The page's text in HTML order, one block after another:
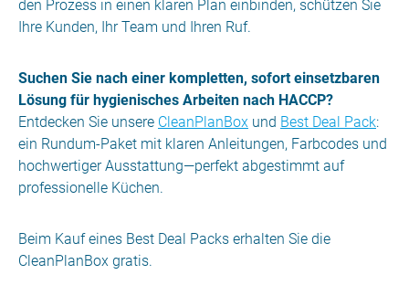
den Prozess in einen klaren Plan einbinden, schützen Sie
Ihre Kunden, Ihr Team und Ihren Ruf.
Suchen Sie nach einer kompletten, sofort einsetzbaren
Lösung für hygienisches Arbeiten nach HACCP?
Entdecken Sie unsere CleanPlanBox und Best Deal Pack:
ein Rundum-Paket mit klaren Anleitungen, Farbcodes und
hochwertiger Ausstattung—perfekt abgestimmt auf
professionelle Küchen.
Beim Kauf eines Best Deal Packs erhalten Sie die
CleanPlanBox gratis.